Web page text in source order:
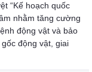
“Kế hoạch quốc
nhằm tăng cường
động vật và bảo
động vật, giai